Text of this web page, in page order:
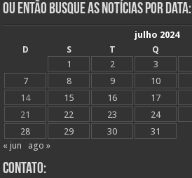
Ou Então Busque as Notícias Por Data:
julho 2024
D
S T Q
1
2 3
7
8 9 10
14
15 16 17
21
22 23 24
28
29 30
31
« jun
ago »
Contato: